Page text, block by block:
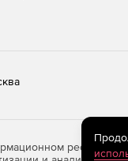
ресурсе